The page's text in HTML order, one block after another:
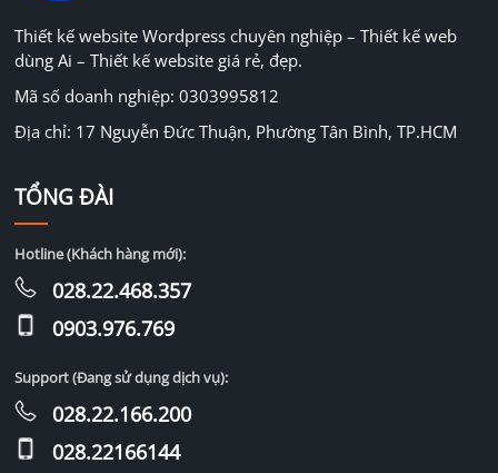
Thiết kế website Wordpress chuyên nghiệp – Thiết kế web
dùng Ai – Thiết kế website giá rẻ, đẹp.
Mã số doanh nghiệp: 0303995812
Địa chỉ: 17 Nguyễn Đức Thuận, Phường Tân Bình, TP.HCM
TỔNG ĐÀI
Hotline (Khách hàng mới):
028.22.468.357
0903.976.769
Support (Đang sử dụng dịch vụ):
028.22.166.200
028.22166144